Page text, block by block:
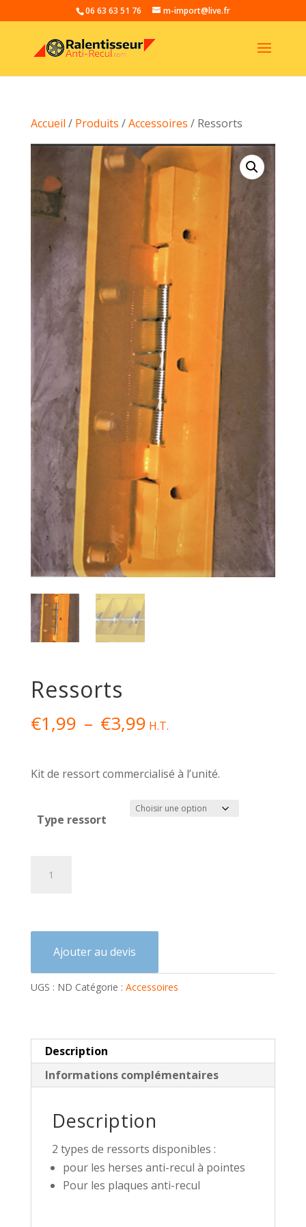
06 63 63 51 76 m-import@live.fr
Accueil / Produits /Accessoires / Ressorts
Ressorts
€1,99 – €3,99Plage
€1,99
€3,99
H.T.
Kit de ressort commercialisé à l’unité.
Type ressort
n
a
t
e
:
Ajouter au devis
UGS : ND Catégorie : Accessoires
Description
Informations complémentaires
Description
2 types de ressorts disponibles :
pour les herses anti-recul à pointes
Pour les plaques anti-recul